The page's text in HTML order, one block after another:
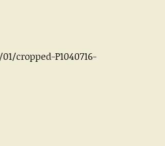
cropped-P1040716-